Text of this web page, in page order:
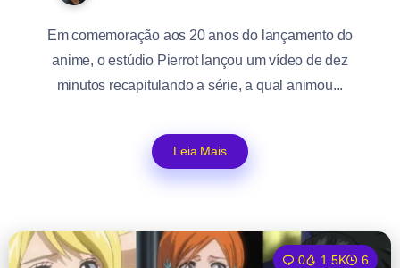
Em comemoração aos 20 anos do lançamento do
anime, o estúdio Pierrot lançou um vídeo de dez
minutos recapitulando a série, a qual animou...
Leia Mais
0 1.5K 6